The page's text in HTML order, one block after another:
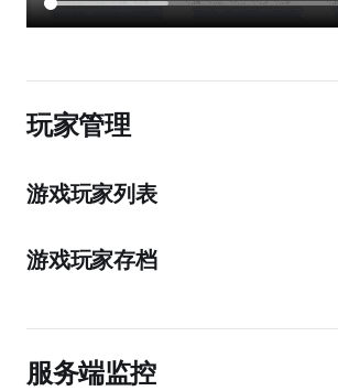
玩家管理
游戏玩家列表
游戏玩家存档
服务端监控